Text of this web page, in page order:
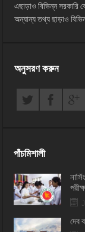
এছাড়াও বিভিন্ন সরকারি
অন্যান্য তথ্য ছাড়াও
অনুসরণ করুন
পাঁচমিশালী
দেব